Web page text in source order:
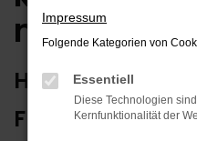
nach
HYUNDAI KONA
FÜR BALINGEN
Impressum
Folgende Kategorien von
Essentiell
Diese Technologien
Kernfunktionalität der